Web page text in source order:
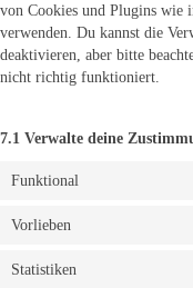
von Cookies und Plugins wie
verwenden. Du kannst die
deaktivieren, aber bitte
nicht richtig funktioniert.
7.1 Verwalte deine
Funktional
Vorlieben
Statistiken